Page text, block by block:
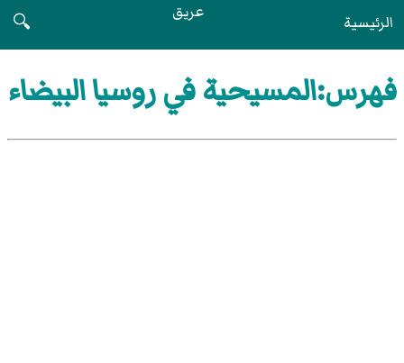
الرئيسية عريق
🔍
فهرس:المسيحية في روسيا البيضاء